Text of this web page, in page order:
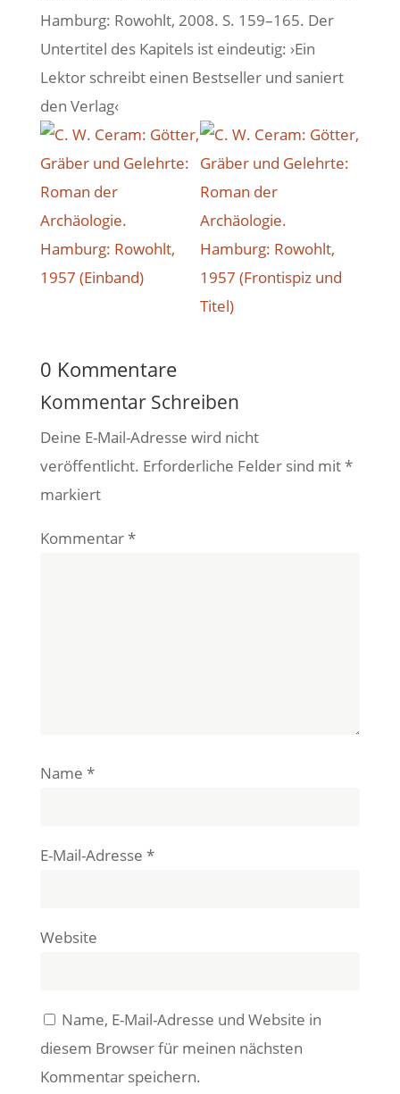
Hamburg: Rowohlt, 2008. S. 159–165. Der
Untertitel des Kapitels ist eindeutig: ›Ein
Lektor schreibt einen Bestseller und saniert
den Verlag‹
0 Kommentare
Kommentar Schreiben
Deine E-Mail-Adresse wird nicht
veröffentlicht. Erforderliche Felder sind mit*
markiert
Kommentar*
Name *
E-Mail-Adresse *
Website
Name, E-Mail-Adresse und Website in
diesem Browser für meinen nächsten
Kommentar speichern.